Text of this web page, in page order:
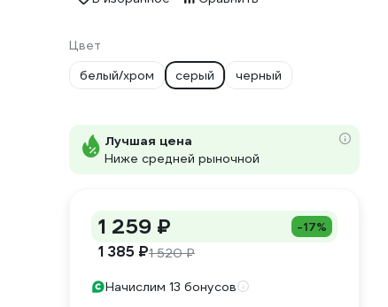
Цвет
белый/хром
серый черный
Лучшая цена
Ниже средней рыночной
1 259 ₽ -17%
1 385 ₽1 520 ₽
Начислим 13 бонусов